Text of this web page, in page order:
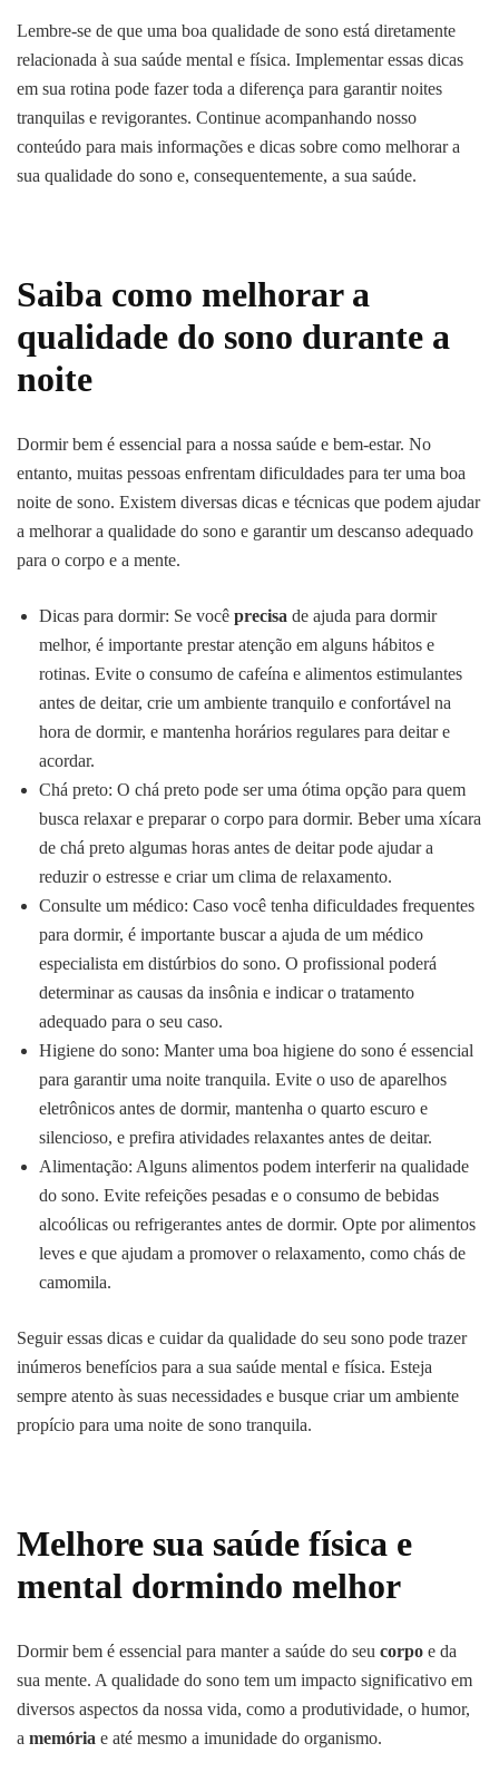
Lembre-se de que uma boa qualidade de sono está diretamente
relacionada à sua saúde mental e física. Implementar essas dicas
em sua rotina pode fazer toda a diferença para garantir noites
tranquilas e revigorantes. Continue acompanhando nosso
conteúdo para mais informações e dicas sobre como melhorar a
sua qualidade do sono e, consequentemente, a sua saúde.
Saiba como melhorar a
qualidade do sono durante a
noite
Dormir bem é essencial para a nossa saúde e bem-estar. No
entanto, muitas pessoas enfrentam dificuldades para ter uma boa
noite de sono. Existem diversas dicas e técnicas que podem ajudar
a melhorar a qualidade do sono e garantir um descanso adequado
para o corpo e a mente.
Dicas para dormir: Se você precisa de ajuda para dormir
melhor, é importante prestar atenção em alguns hábitos e
rotinas. Evite o consumo de cafeína e alimentos estimulantes
antes de deitar, crie um ambiente tranquilo e confortável na
hora de dormir, e mantenha horários regulares para deitar e
acordar.
Chá preto: O chá preto pode ser uma ótima opção para quem
busca relaxar e preparar o corpo para dormir. Beber uma xícara
de chá preto algumas horas antes de deitar pode ajudar a
reduzir o estresse e criar um clima de relaxamento.
Consulte um médico: Caso você tenha dificuldades frequentes
para dormir, é importante buscar a ajuda de um médico
especialista em distúrbios do sono. O profissional poderá
determinar as causas da insônia e indicar o tratamento
adequado para o seu caso.
Higiene do sono: Manter uma boa higiene do sono é essencial
para garantir uma noite tranquila. Evite o uso de aparelhos
eletrônicos antes de dormir, mantenha o quarto escuro e
silencioso, e prefira atividades relaxantes antes de deitar.
Alimentação: Alguns alimentos podem interferir na qualidade
do sono. Evite refeições pesadas e o consumo de bebidas
alcoólicas ou refrigerantes antes de dormir. Opte por alimentos
leves e que ajudam a promover o relaxamento, como chás de
camomila.
Seguir essas dicas e cuidar da qualidade do seu sono pode trazer
inúmeros benefícios para a sua saúde mental e física. Esteja
sempre atento às suas necessidades e busque criar um ambiente
propício para uma noite de sono tranquila.
Melhore sua saúde física e
mental dormindo melhor
Dormir bem é essencial para manter a saúde do seu corpo e da
sua mente. A qualidade do sono tem um impacto significativo em
diversos aspectos da nossa vida, como a produtividade, o humor,
a memória e até mesmo a imunidade do organismo.